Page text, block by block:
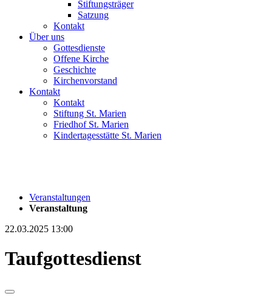
Stiftungsträger
Satzung
Kontakt
Über uns
Gottesdienste
Offene Kirche
Geschichte
Kirchenvorstand
Kontakt
Kontakt
Stiftung St. Marien
Friedhof St. Marien
Kindertagesstätte St. Marien
Veranstaltungen
Veranstaltung
22.03.2025 13:00
Taufgottesdienst